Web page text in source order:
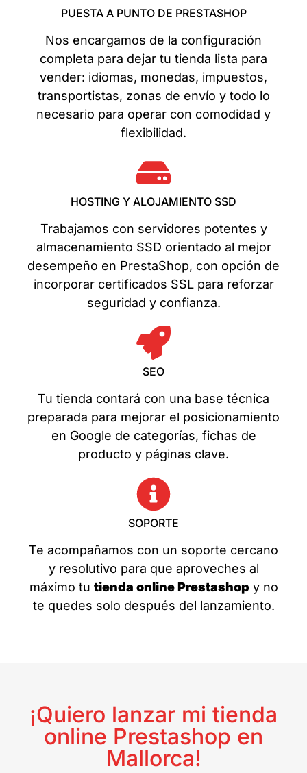
PUESTA A PUNTO DE PRESTASHOP
Nos encargamos de la configuración
completa para dejar tu tienda lista para
vender: idiomas, monedas, impuestos,
transportistas, zonas de envío y todo lo
necesario para operar con comodidad y
flexibilidad.
HOSTING Y ALOJAMIENTO SSD
Trabajamos con servidores potentes y
almacenamiento SSD orientado al mejor
desempeño en PrestaShop, con opción de
incorporar certificados SSL para reforzar
seguridad y confianza.
SEO
Tu tienda contará con una base técnica
preparada para mejorar el posicionamiento
en Google de categorías, fichas de
producto y páginas clave.
SOPORTE
Te acompañamos con un soporte cercano
y resolutivo para que aproveches al
máximo tu tienda online Prestashop y no
te quedes solo después del lanzamiento.
¡Quiero lanzar mi tienda
online Prestashop en
Mallorca!